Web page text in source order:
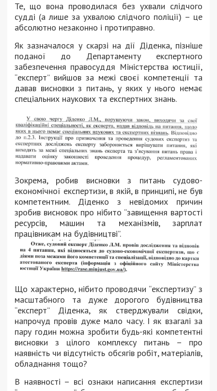
Те, що вона проводилася без ухвали слідчого
судді (а лише за ухвалою слідчого поліції) – це
абсолютно незаконно і протиправно.
Як зазначалося у скарзі на дії Діденка, пізніше
поданої до Департаменту експертного
забезпечення правосуддя Міністерства юстиції,
“експерт” вийшов за межі своєї компетенції та
давав висновки з питань, у яких у нього немає
спеціальних наукових та експертних знань.
Зокрема, робив висновки з питань судово-
економічної експертизи, в якій, в принципі, не був
компетентним. Діденко з невідомих причин
зробив висновок про нібито “завищення вартості
ресурсів, машин та механізмів, зарплат
працівникам на будівництві”.
Що характерно, нібито проводячи “експертизу” з
масштабного та дуже дорогого будівництва
“експерт” Діденка, як стверджували свідки,
напрочуд провів дуже мало часу. І як взагалі за
пару годин можна зробити будь-які компетентні
висновки з цілого комплексу питань – про
наявність чи відсутність обсягів робіт, матеріалів,
обладнання тощо?
В наявності – всі ознаки написання експертизи